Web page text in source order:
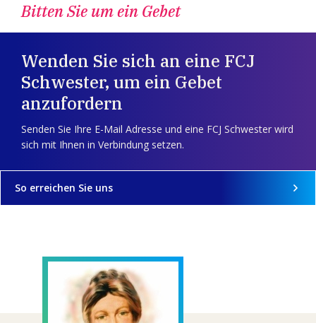
Bitten Sie um ein Gebet
Wenden Sie sich an eine FCJ
Schwester, um ein Gebet
anzufordern
Senden Sie Ihre E-Mail Adresse und eine FCJ Schwester wird
sich mit Ihnen in Verbindung setzen.
So erreichen Sie uns